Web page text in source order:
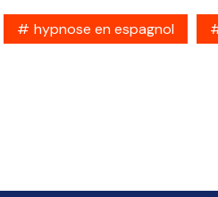
hypnose en espagnol